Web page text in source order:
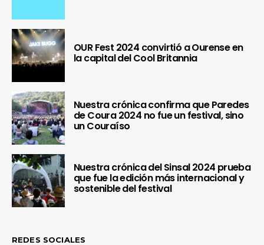
OUR Fest 2024 convirtió a Ourense en
la capital del Cool Britannia
Nuestra crónica confirma que Paredes
de Coura 2024 no fue un festival, sino
un Couraíso
Nuestra crónica del Sinsal 2024 prueba
que fue la edición más internacional y
sostenible del festival
REDES SOCIALES